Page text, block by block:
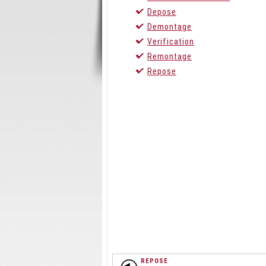
Depose
Demontage
Verification
Remontage
Repose
REPOSE